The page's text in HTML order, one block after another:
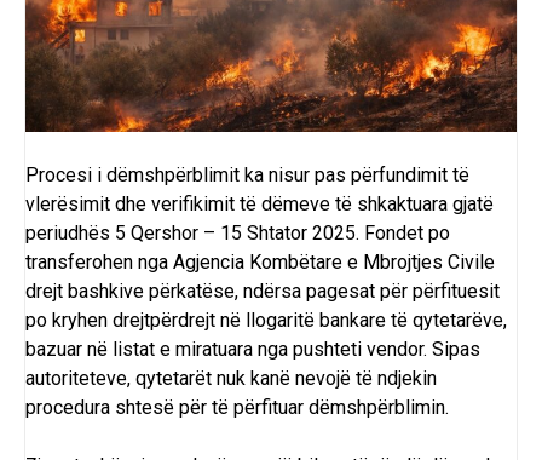
Procesi i dëmshpërblimit ka nisur pas përfundimit të
vlerësimit dhe verifikimit të dëmeve të shkaktuara gjatë
periudhës 5 Qershor – 15 Shtator 2025. Fondet po
transferohen nga Agjencia Kombëtare e Mbrojtjes Civile
drejt bashkive përkatëse, ndërsa pagesat për përfituesit
po kryhen drejtpërdrejt në llogaritë bankare të qytetarëve,
bazuar në listat e miratuara nga pushteti vendor. Sipas
autoriteteve, qytetarët nuk kanë nevojë të ndjekin
procedura shtesë për të përfituar dëmshpërblimin.